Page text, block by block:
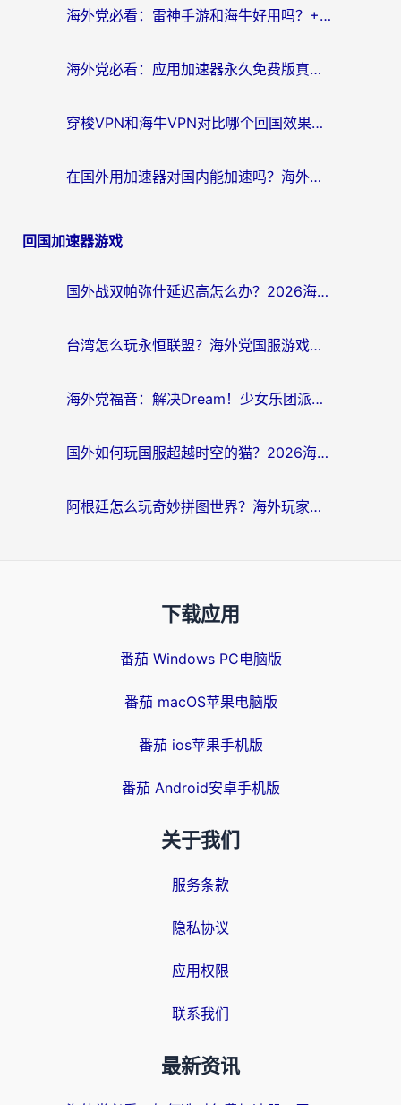
海外党必看：雷神手游和海牛好用吗？+3款热门加速器实测对比，附番茄加速器无缝回国指南
海外党必看：应用加速器永久免费版真的存在吗？教你选对回国加速器无缝刷国内资源
穿梭VPN和海牛VPN对比哪个回国效果更好？海外华人亲测3款热门加速器+避坑指南
在国外用加速器对国内能加速吗？海外党亲测有效的无缝访问指南
回国加速器游戏
国外战双帕弥什延迟高怎么办？2026海外畅玩国服游戏终极指南（附实测工具推荐）
台湾怎么玩永恒联盟？海外党国服游戏加速器选择全攻略（附3大热门游戏实测）
海外党福音：解决Dream！少女乐团派对！国外延迟的实用指南，附北美英国游戏加速方案
国外如何玩国服超越时空的猫？2026海外党必看的加速器选择指南
阿根廷怎么玩奇妙拼图世界？海外玩家国服游戏加速全攻略（附帕斯卡契约战舰少女解决方案）
下载应用
番茄 Windows PC电脑版
番茄 macOS苹果电脑版
番茄 ios苹果手机版
番茄 Android安卓手机版
关于我们
服务条款
隐私协议
应用权限
联系我们
最新资讯